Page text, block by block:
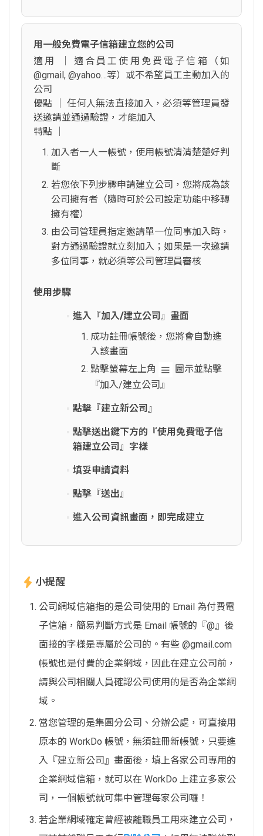
用一般免費電子信箱建立您的公司
適用 │ 適合員工使用免費電子信箱（如
@gmail, @yahoo…等）或不希望員工主動加入的
公司
優點 │ 任何人無法直接加入，必須等管理員發
送邀請並通過驗證，才能加入
特點 │
加入者一人一帳號，使用帳號清清楚楚好判
斷
若您依下列步驟申請建立公司，您將成為該
公司擁有者（隨時可於公司設定功能中移轉
擁有權）
由公司管理員指定邀請單一位同事加入時，
對方通過驗證就立刻加入；如果是一次邀請
多位同事，就必須等公司管理員審核
使用步驟
進入『加入/建立公司』畫面
成功註冊帳號後，您將會自動進
入該畫面
點擊螢幕左上角
圖示並點擊
『加入/建立公司』
點擊『建立新公司』
點擊送出鍵下方的『使用免費電子信
箱建立公司』字樣
填妥申請資料
點擊『送出』
進入公司資訊畫面，即完成建立
小提醒
公司網域信箱指的是公司使用的 Email 為付費電
子信箱，簡易判斷方式是 Email 帳號的『@』後
面接的字樣是專屬於公司的。有些 @gmail.com
帳號也是付費的企業網域，因此在建立公司前，
請與公司相關人員確認公司使用的是否為企業網
域。
當您管理的是集團分公司、分辦公處，可直接用
原本的 WorkDo 帳號，無須註冊新帳號，只要進
入『建立新公司』畫面後，填上各家公司專用的
企業網域信箱，就可以在 WorkDo 上建立多家公
司，一個帳號就可集中管理每家公司囉！
若企業網域確定曾經被離職員工用來建立公司，